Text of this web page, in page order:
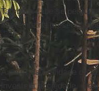
Também cabe se
interesse na presença
A partir da realidade do
investe a sociedade,